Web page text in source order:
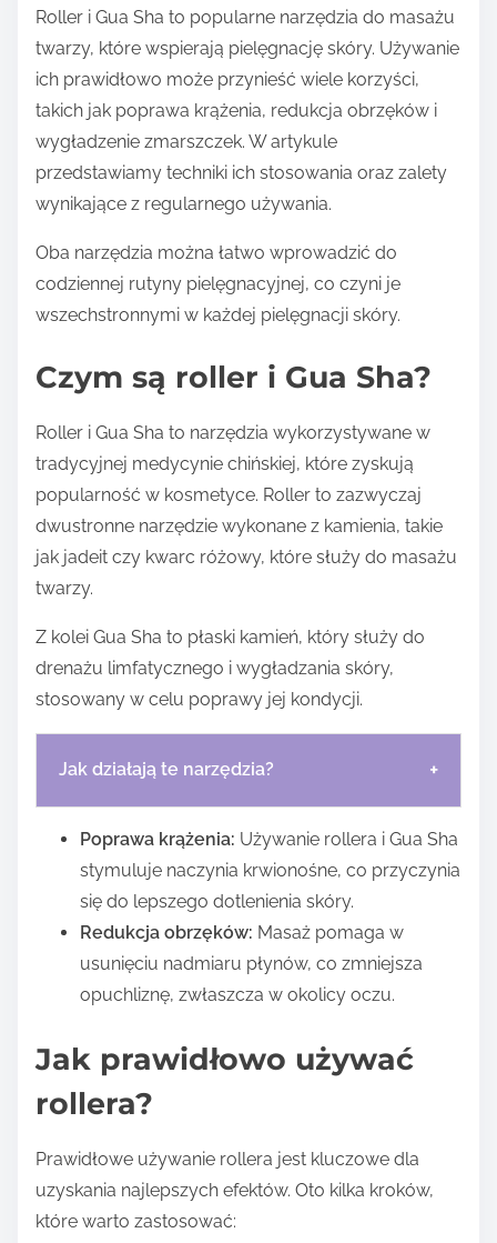
Roller i Gua Sha to popularne narzędzia do masażu
twarzy, które wspierają pielęgnację skóry. Używanie
ich prawidłowo może przynieść wiele korzyści,
takich jak poprawa krążenia, redukcja obrzęków i
wygładzenie zmarszczek. W artykule
przedstawiamy techniki ich stosowania oraz zalety
wynikające z regularnego używania.
Oba narzędzia można łatwo wprowadzić do
codziennej rutyny pielęgnacyjnej, co czyni je
wszechstronnymi w każdej pielęgnacji skóry.
Czym są roller i Gua Sha?
Roller i Gua Sha to narzędzia wykorzystywane w
tradycyjnej medycynie chińskiej, które zyskują
popularność w kosmetyce. Roller to zazwyczaj
dwustronne narzędzie wykonane z kamienia, takie
jak jadeit czy kwarc różowy, które służy do masażu
twarzy.
Z kolei Gua Sha to płaski kamień, który służy do
drenażu limfatycznego i wygładzania skóry,
stosowany w celu poprawy jej kondycji.
Jak działają te narzędzia? +
Poprawa krążenia: Używanie rollera i Gua Sha
stymuluje naczynia krwionośne, co przyczynia
się do lepszego dotlenienia skóry.
Redukcja obrzęków: Masaż pomaga w
usunięciu nadmiaru płynów, co zmniejsza
opuchliznę, zwłaszcza w okolicy oczu.
Jak prawidłowo używać
rollera?
Prawidłowe używanie rollera jest kluczowe dla
uzyskania najlepszych efektów. Oto kilka kroków,
które warto zastosować: